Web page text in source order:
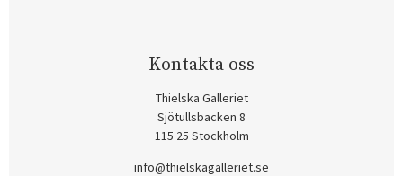
Kontakta oss
Thielska Galleriet
Sjötullsbacken 8
115 25 Stockholm
info@thielskagalleriet.se